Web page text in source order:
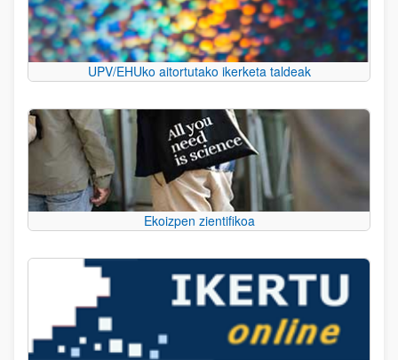
UPV/EHUko aitortutako ikerketa taldeak
Ekoizpen zientifikoa